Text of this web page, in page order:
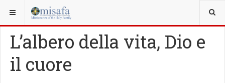
SEI QUI: VARIE
L’albero della vita, Dio e
il cuore